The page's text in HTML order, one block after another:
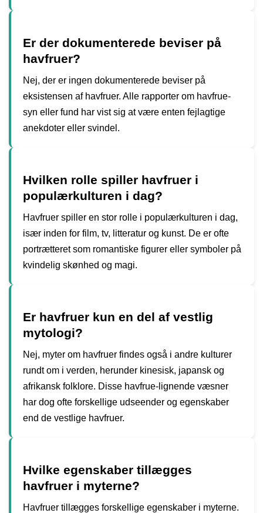
Er der dokumenterede beviser på
havfruer?
Nej, der er ingen dokumenterede beviser på
eksistensen af havfruer. Alle rapporter om havfrue-
syn eller fund har vist sig at være enten fejlagtige
anekdoter eller svindel.
Hvilken rolle spiller havfruer i
populærkulturen i dag?
Havfruer spiller en stor rolle i populærkulturen i dag,
især inden for film, tv, litteratur og kunst. De er ofte
portrætteret som romantiske figurer eller symboler på
kvindelig skønhed og magi.
Er havfruer kun en del af vestlig
mytologi?
Nej, myter om havfruer findes også i andre kulturer
rundt om i verden, herunder kinesisk, japansk og
afrikansk folklore. Disse havfrue-lignende væsner
har dog ofte forskellige udseender og egenskaber
end de vestlige havfruer.
Hvilke egenskaber tillægges
havfruer i myterne?
Havfruer tillægges forskellige egenskaber i myterne.